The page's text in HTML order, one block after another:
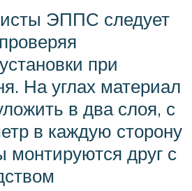
ЭППС следует
при
На углах материал
в два слоя, с
в каждую сторону
монтируются друг с